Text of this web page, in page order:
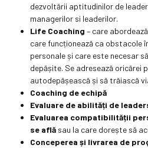
dezvoltării aptitudinilor de
managerilor si leaderilor.
Life Coaching – care
care funcționează ca obstacole
personale și care este necesar
depășite. Se adresează oricărei
autodepășească și să trăiască
Coaching de echipă
Evaluare de abilități de
Evaluarea compatibilității
se află sau la care dorește să
Conceperea și livrarea de